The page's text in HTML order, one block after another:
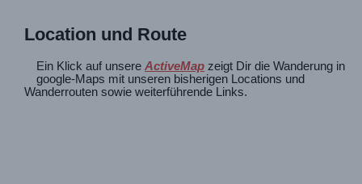
Location und Route
Ein Klick auf unsereActiveMap zeigt Dir die Wanderung in
google-Maps mit unseren bisherigen Locations und
Wanderrouten sowie weiterführende Links.